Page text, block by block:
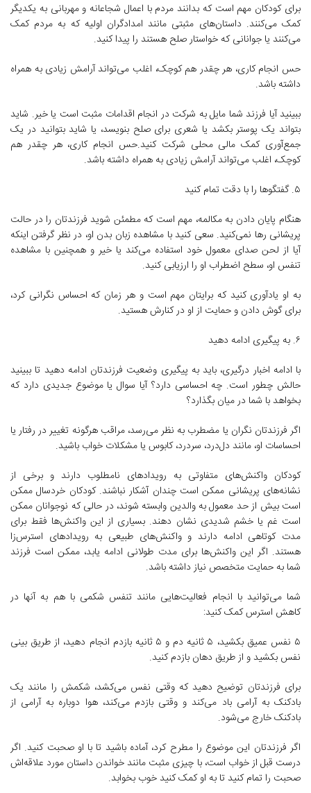
برای کودکان مهم است که بدانند مردم با اعمال شجاعانه و مهربانی به یکدیگر
کمک می‌کنند. داستان‌های مثبتی مانند امدادگران اولیه که به مردم کمک
می‌کنند یا جوانانی که خواستار صلح هستند را پیدا کنید.
حس انجام کاری، هر چقدر هم کوچک، اغلب می‌تواند آرامش زیادی به همراه
داشته باشد.
ببینید آیا فرزند شما مایل به شرکت در انجام اقدامات مثبت است یا خیر. شاید
بتواند یک پوستر بکشد یا شعری برای صلح بنویسد، یا شاید بتوانید در یک
جمع‌آوری کمک مالی محلی شرکت کنید.حس انجام کاری، هر چقدر هم
کوچک، اغلب می‌تواند آرامش زیادی به همراه داشته باشد.
۵. گفتگوها را با دقت تمام کنید
هنگام پایان دادن به مکالمه، مهم است که مطمئن شوید فرزندتان را در حالت
پریشانی رها نمی‌کنید. سعی کنید با مشاهده زبان بدن او، در نظر گرفتن اینکه
آیا از لحن صدای معمول خود استفاده می‌کند یا خیر و همچنین با مشاهده
تنفس او، سطح اضطراب او را ارزیابی کنید.
به او یادآوری کنید که برایتان مهم است و هر زمان که احساس نگرانی کرد،
برای گوش دادن و حمایت از او در کنارش هستید.
۶. به پیگیری ادامه دهید
با ادامه اخبار درگیری، باید به پیگیری وضعیت فرزندتان ادامه دهید تا ببینید
حالش چطور است. چه احساسی دارد؟ آیا سوال یا موضوع جدیدی دارد که
بخواهد با شما در میان بگذارد؟
اگر فرزندتان نگران یا مضطرب به نظر می‌رسد، مراقب هرگونه تغییر در رفتار یا
احساسات او، مانند دل‌درد، سردرد، کابوس یا مشکلات خواب باشید.
کودکان واکنش‌های متفاوتی به رویدادهای نامطلوب دارند و برخی از
نشانه‌های پریشانی ممکن است چندان آشکار نباشند. کودکان خردسال ممکن
است بیش از حد معمول به والدین وابسته شوند، در حالی که نوجوانان ممکن
است غم یا خشم شدیدی نشان دهند. بسیاری از این واکنش‌ها فقط برای
مدت کوتاهی ادامه دارند و واکنش‌های طبیعی به رویدادهای استرس‌زا
هستند. اگر این واکنش‌ها برای مدت طولانی ادامه یابد، ممکن است فرزند
شما به حمایت متخصص نیاز داشته باشد.
شما می‌توانید با انجام فعالیت‌هایی مانند تنفس شکمی با هم به آنها در
کاهش استرس کمک کنید:
۵ نفس عمیق بکشید، ۵ ثانیه دم و ۵ ثانیه بازدم انجام دهید، از طریق بینی
نفس بکشید و از طریق دهان بازدم کنید.
برای فرزندتان توضیح دهید که وقتی نفس می‌کشد، شکمش را مانند یک
بادکنک به آرامی باد می‌کند و وقتی بازدم می‌کند، هوا دوباره به آرامی از
بادکنک خارج می‌شود.
اگر فرزندتان این موضوع را مطرح کرد، آماده باشید تا با او صحبت کنید. اگر
درست قبل از خواب است، با چیزی مثبت مانند خواندن داستان مورد علاقه‌اش
صحبت را تمام کنید تا به او کمک کنید خوب بخوابد.